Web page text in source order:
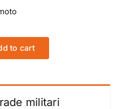
to cart
militari